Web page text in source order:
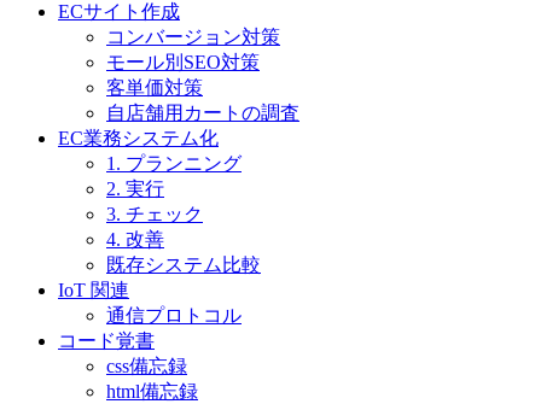
ECサイト作成
コンバージョン対策
モール別SEO対策
客単価対策
自店舗用カートの調査
EC業務システム化
1. プランニング
2. 実行
3. チェック
4. 改善
既存システム比較
IoT 関連
通信プロトコル
コード覚書
css備忘録
html備忘録